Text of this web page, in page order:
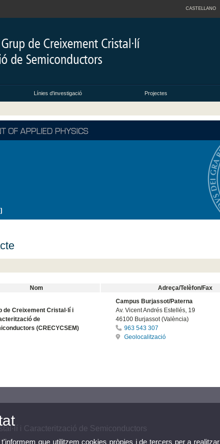
CASTELLANO
Línies d'investigació Projectes
Nom Adreça/Telèfon/Fax
de Creixement Cristal·lí i
de
(CRECYCSEM)
Campus Burjassot/Paterna
Av. Vicent Andrés Estellés, 19
46100 Burjassot (València)
963 543 307
Geolocalització
i Caracterització de Semiconductors
que utilitzem cookies pròpies i de tercers per a realitzar